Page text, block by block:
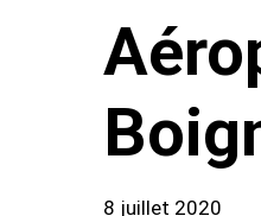
8 juillet 2020